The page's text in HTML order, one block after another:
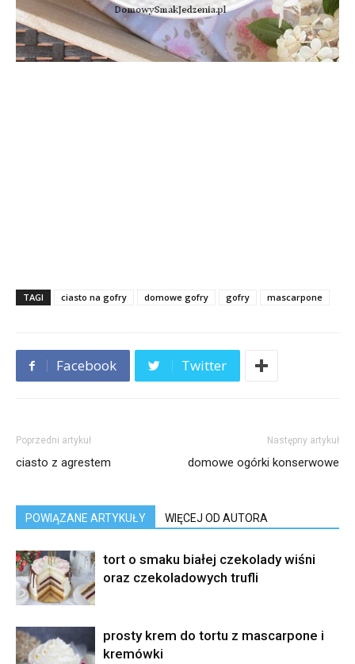
TAGI ciasto na gofry domowe gofry gofry mascarpone
Facebook Twitter
Poprzedni artykuł
ciasto z agrestem
Następny artykuł
domowe ogórki konserwowe
POWIĄZANE ARTYKUŁY WIĘCEJ OD AUTORA
tort o smaku białej czekolady wiśni
oraz czekoladowych trufli
prosty krem do tortu z mascarpone i
kremówki